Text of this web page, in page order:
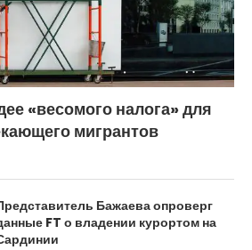
«весомого налога» для
мигрантов
Бажаева опроверг
FT о владении курортом на